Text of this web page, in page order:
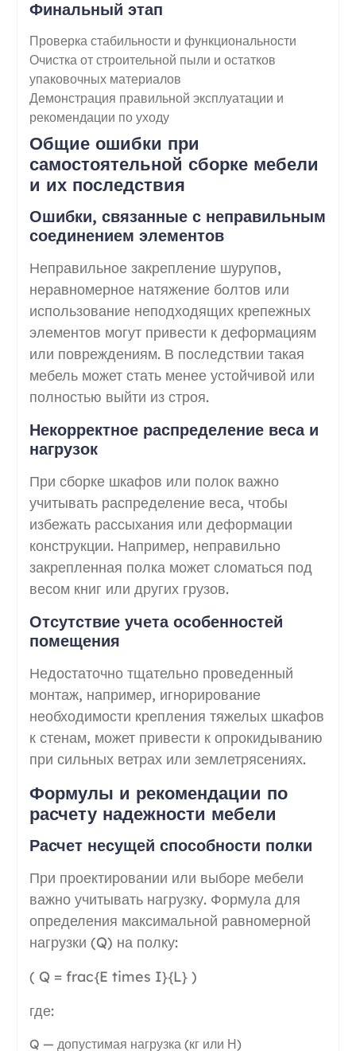
Финальный этап
Проверка стабильности и функциональности
Очистка от строительной пыли и остатков
упаковочных материалов
Демонстрация правильной эксплуатации и
рекомендации по уходу
Общие ошибки при
самостоятельной сборке мебели
и их последствия
Ошибки, связанные с неправильным
соединением элементов
Неправильное закрепление шурупов,
неравномерное натяжение болтов или
использование неподходящих крепежных
элементов могут привести к деформациям
или повреждениям. В последствии такая
мебель может стать менее устойчивой или
полностью выйти из строя.
Некорректное распределение веса и
нагрузок
При сборке шкафов или полок важно
учитывать распределение веса, чтобы
избежать рассыхания или деформации
конструкции. Например, неправильно
закрепленная полка может сломаться под
весом книг или других грузов.
Отсутствие учета особенностей
помещения
Недостаточно тщательно проведенный
монтаж, например, игнорирование
необходимости крепления тяжелых шкафов
к стенам, может привести к опрокидыванию
при сильных ветрах или землетрясениях.
Формулы и рекомендации по
расчету надежности мебели
Расчет несущей способности полки
При проектировании или выборе мебели
важно учитывать нагрузку. Формула для
определения максимальной равномерной
нагрузки (Q) на полку:
( Q = frac{E times I}{L} )
где:
Q — допустимая нагрузка (кг или Н)